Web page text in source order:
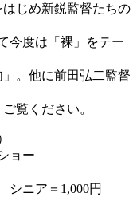
じめ新鋭監督たちの
今度は「裸」をテー
。他に前田弘二監督
覧ください。
ョー
ニア＝1,000円